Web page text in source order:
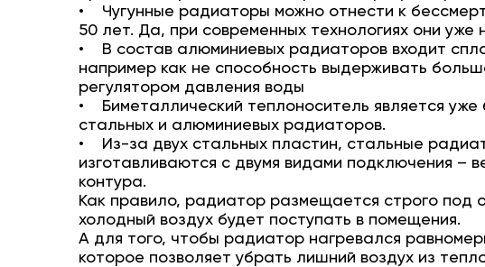
• Чугунные радиаторы можно отнести к
50 лет. Да, при современных технологиях они уже
• В состав алюминиевых радиаторов входит
например как не способность выдерживать
регулятором давления воды
• Биметаллический теплоноситель является
стальных и алюминиевых радиаторов.
• Из-за двух стальных пластин, стальные
изготавливаются с двумя видами подключения –
контура.
Как правило, радиатор размещается строго
холодный воздух будет поступать в помещения.
А для того, чтобы радиатор нагревался
которое позволяет убрать лишний воздух из